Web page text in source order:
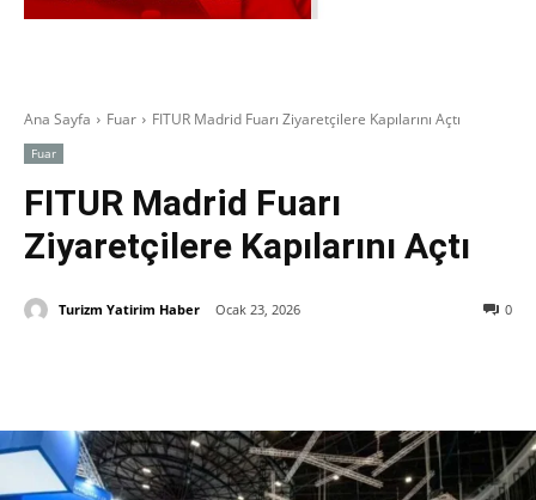
Ana Sayfa Fuar FITUR Madrid Fuarı Ziyaretçilere Kapılarını Açtı
Fuar
FITUR Madrid Fuarı
Ziyaretçilere Kapılarını Açtı
0
Turizm Yatirim Haber Ocak 23, 2026